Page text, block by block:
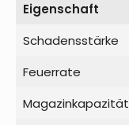
Eigenschaft
Schadensstärke
Feuerrate
Magazinkapazität